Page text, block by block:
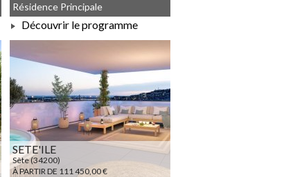
À PARTIR DE 273 421,00 €
Résidence Principale
Découvrir le programme
SETE'ILE
Sète (34200)
À PARTIR DE 111 450,00 €